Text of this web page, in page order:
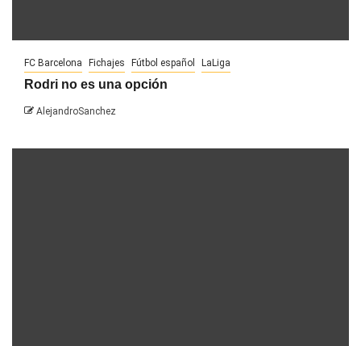
FC Barcelona Fichajes Fútbol español LaLiga
Rodri no es una opción
AlejandroSanchez